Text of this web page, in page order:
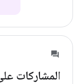
المشاركات